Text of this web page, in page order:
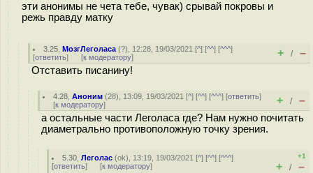
эти анонимы не чета тебе, чувак) срывай покровы и
режь правду матку
3.25 ,МозгЛеголаса (?), 12:28, 19/03/2021 [^] [^^] [^^^]
[ответить] [к модератору] + / –
Отставить писанину!
4.28 ,Аноним (28), 13:09, 19/03/2021 [^] [^^] [^^^] [ответить]
[к модератору] + / –
а остальные части Леголаса где? Нам нужно почитать
диаметрально противоположную точку зрения.
5.30 ,Леголас (ok), 13:19, 19/03/2021 [^] [^^] [^^^]
[ответить] [к модератору]
+1
+ / –